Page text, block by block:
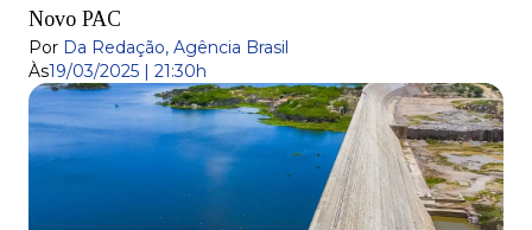
Novo PAC
Por Da Redação, Agência Brasil
Às19/03/2025 | 21:30h